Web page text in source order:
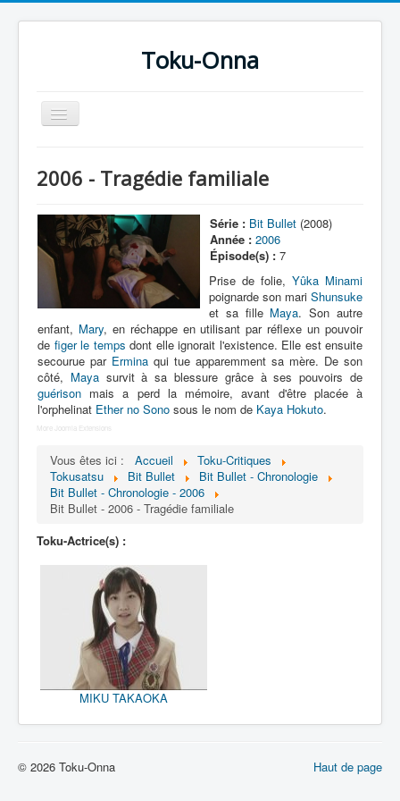
Toku-Onna
Basculer
la
Toku-Actrices
Toku-Critiques
Séries
Films
COSAA
Dessins
Artiste Asperger
Lexique
Série
Personnages
Objets
Épisodes
Chronologie
Références
Fanservice
1908
2006 - Tragédie familiale
Série : Bit Bullet (2008)
Année : 2006
Épisode(s) : 7
Prise de folie, Yûka Minami
poignarde son mari Shunsuke
et sa fille Maya. Son autre
enfant, Mary, en réchappe en utilisant par réflexe un pouvoir
de figer le temps dont elle ignorait l'existence. Elle est ensuite
secourue par Ermina qui tue apparemment sa mère. De son
côté, Mayasurvit à sa blessure grâce à ses pouvoirs de
guérison mais a perd la mémoire, avant d'être placée à
l'orphelinat Ether no Sono sous le nom de Kaya Hokuto.
More Joomla Extensions
Vous êtes ici : Accueil
Toku-Critiques
Tokusatsu
Bit Bullet
Bit Bullet - Chronologie
Bit Bullet - Chronologie - 2006
Bit Bullet - 2006 - Tragédie familiale
Toku-Actrice(s) :
MIKU TAKAOKA
Haut de page
© 2026 Toku-Onna